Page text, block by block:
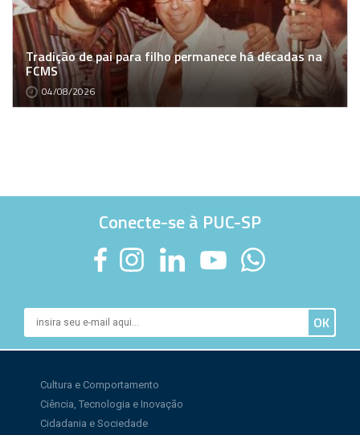
Tradição de pai para filho permanece há décadas na
FCMS
04/08/2026
Conecte-se à PUC-SP
Cultura e Comportamento
Ciência, Tecnologia e Inovação
Cidadania e Sociedade